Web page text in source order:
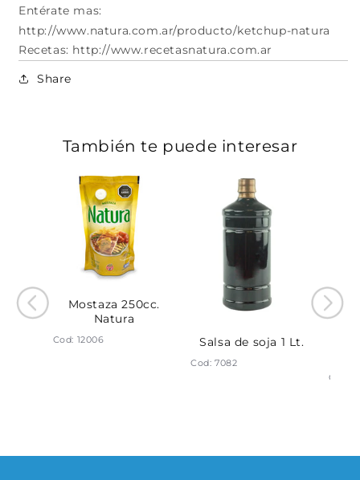
Entérate mas:
http://www.natura.com.ar/producto/ketchup-natura
Recetas: http://www.recetasnatura.com.ar
Share
También te puede interesar
Mostaza 250cc.
Natura
Cod: 12006 Salsa de soja 1 Lt.
Cod: 7082
Cod: